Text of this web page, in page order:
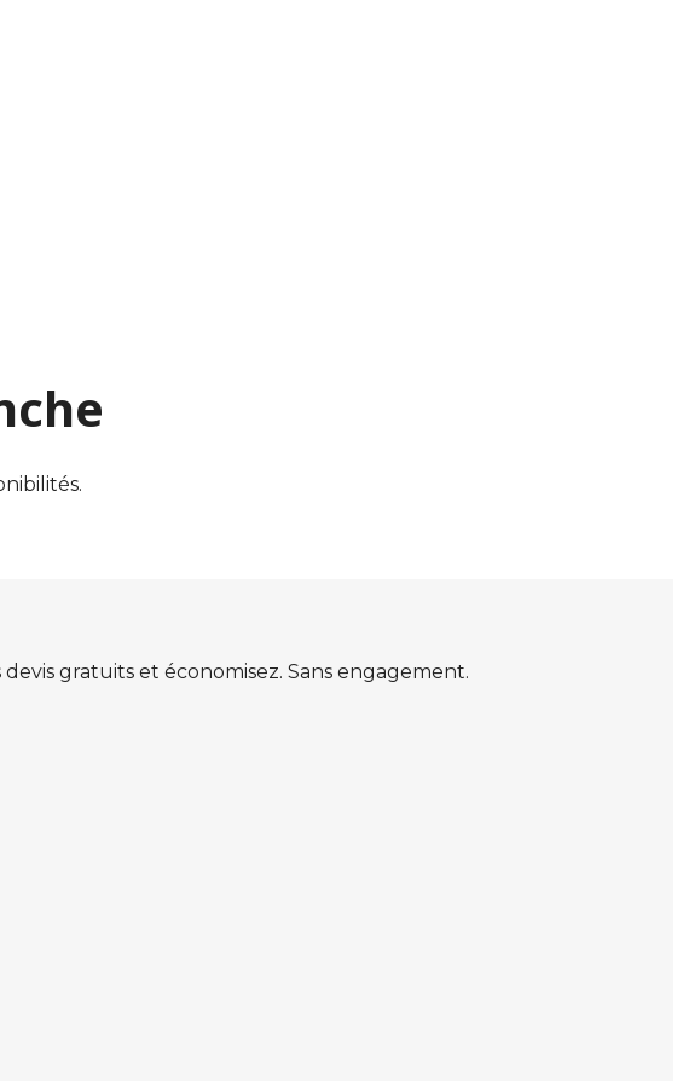
gratuits et économisez. Sans engagement.